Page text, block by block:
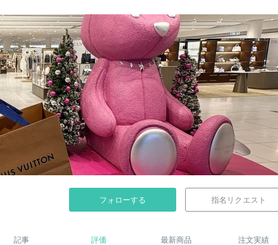
フォローする 指名リクエスト
記事 評価 最新商品 注文実績